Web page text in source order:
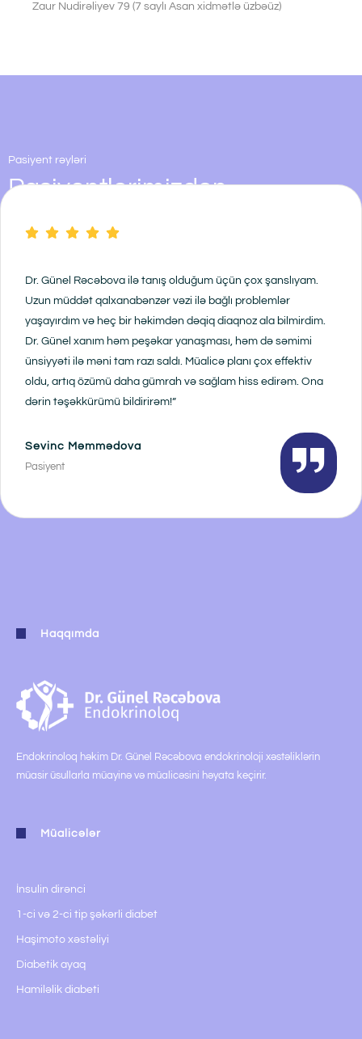
Zaur Nudirəliyev 79 (7 saylı Asan xidmətlə üzbəüz)
Pasiyent rəyləri
Pasiyentlərimizdən
Dr. Günel Rəcəbova ilə tanış olduğum üçün çox şanslıyam.
Uzun müddət qalxanabənzər vəzi ilə bağlı problemlər
yaşayırdım və heç bir həkimdən dəqiq diaqnoz ala bilmirdim.
Dr. Günel xanım həm peşəkar yanaşması, həm də səmimi
ünsiyyəti ilə məni tam razı saldı. Müalicə planı çox effektiv
oldu, artıq özümü daha gümrah və sağlam hiss edirəm. Ona
dərin təşəkkürümü bildirirəm!”
Sevinc Məmmədova
Pasiyent
Haqqımda
Endokrinoloq həkim Dr. Günel Rəcəbova endokrinoloji xəstəliklərin
müasir üsullarla müayinə və müalicəsini həyata keçirir.
Müalicələr
İnsulin dirənci
1-ci və 2-ci tip şəkərli diabet
Haşimoto xəstəliyi
Diabetik ayaq
Hamiləlik diabeti